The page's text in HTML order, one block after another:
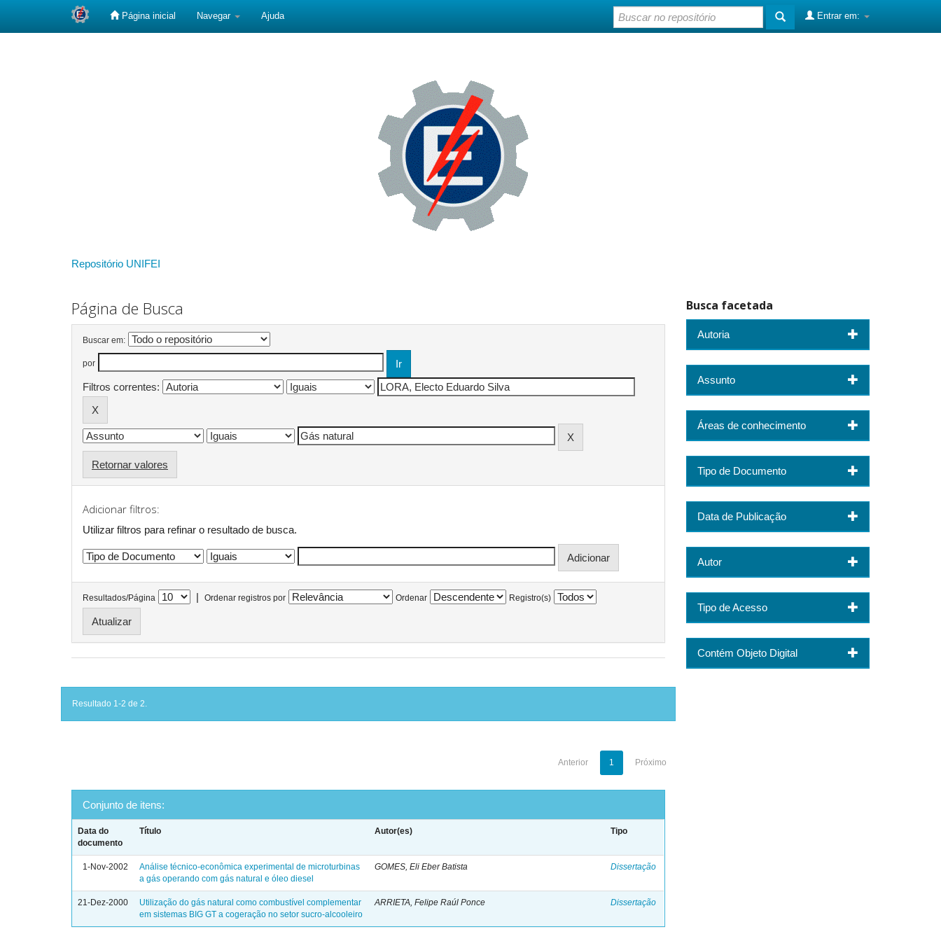
Página inicial Navegar Ajuda Entrar em:
Repositório UNIFEI
Página de Busca
Buscar em:
por
Filtros correntes:
Retornar valores
Adicionar filtros:
Utilizar filtros para refinar o resultado de busca.
Resultados/Página | Ordenar registros por Ordenar Registro(s)
Resultado 1-2 de 2.
Anterior 1 Próximo
Conjunto de itens:
Data do
documento
Título Autor(es) Tipo
1-Nov-2002
Análise técnico-econômica experimental de microturbinas
a gás operando com gás natural e óleo diesel
GOMES, Eli Eber Batista Dissertação
21-Dez-2000
Utilização do gás natural como combustível complementar
em sistemas BIG GT a cogeração no setor sucro-alcooleiro
ARRIETA, Felipe Raúl Ponce Dissertação
Busca facetada
Autoria
Assunto
Áreas de conhecimento
Tipo de Documento
Data de Publicação
Autor
Tipo de Acesso
Contém Objeto Digital